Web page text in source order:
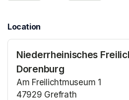
Location
Niederrheinisches
Dorenburg
Am Freilichtmuseum 1
47929 Grefrath